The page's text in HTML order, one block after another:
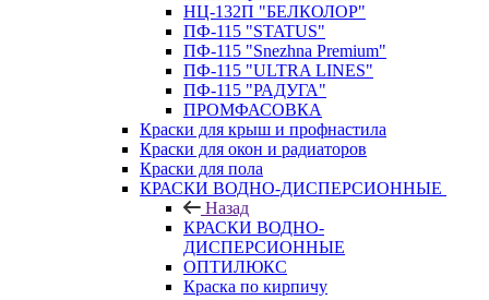
НЦ-132П "БЕЛКОЛОР"
ПФ-115 "STATUS"
ПФ-115 "Snezhna Premium"
ПФ-115 "ULTRA LINES"
ПФ-115 "РАДУГА"
ПРОМФАСОВКА
Краски для крыш и профнастила
Краски для окон и радиаторов
Краски для пола
КРАСКИ ВОДНО-ДИСПЕРСИОННЫЕ
Назад
КРАСКИ ВОДНО-
ДИСПЕРСИОННЫЕ
ОПТИЛЮКС
Краска по кирпичу